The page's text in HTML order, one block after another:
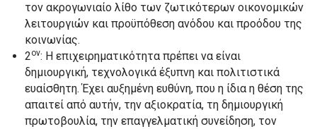
τον ακρογωνιαίο λίθο των ζωτικότερων οικονομικών
λειτουργιών και προϋπόθεση ανόδου και προόδου της
κοινωνίας.
2ον: Η επιχειρηματικότητα πρέπει να είναι
δημιουργική, τεχνολογικά έξυπνη και πολιτιστικά
ευαίσθητη. Έχει αυξημένη ευθύνη, που η ίδια η θέση της
απαιτεί από αυτήν, την αξιοκρατία, τη δημιουργική
πρωτοβουλία, την επαγγελματική συνείδηση, τον